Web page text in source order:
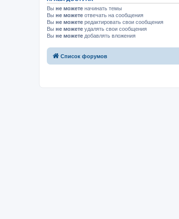
Вы не можете начинать темы
Вы не можете отвечать на сообщения
Вы не можете редактировать свои сообщения
Вы не можете удалять свои сообщения
Вы не можете добавлять вложения
Список форумов